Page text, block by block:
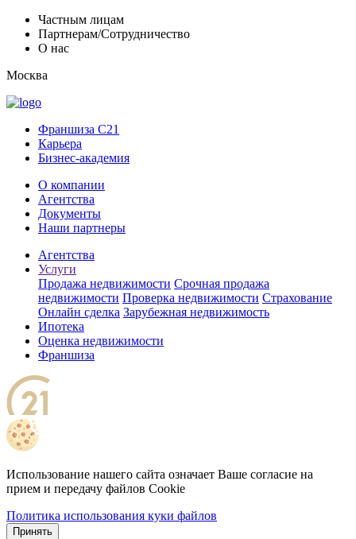
Частным лицам
Партнерам/Сотрудничество
О нас
Москва
Франшиза C21
Карьера
Бизнес-академия
О компании
Агентства
Документы
Наши партнеры
Агентства
Услуги
Продажа недвижимости Срочная продажа
недвижимости Проверка недвижимости Страхование
Онлайн сделка Зарубежная недвижимость
Ипотека
Оценка недвижимости
Франшиза
Использование нашего сайта означает Ваше согласие на
прием и передачу файлов Cookie
Политика использования куки файлов
Принять